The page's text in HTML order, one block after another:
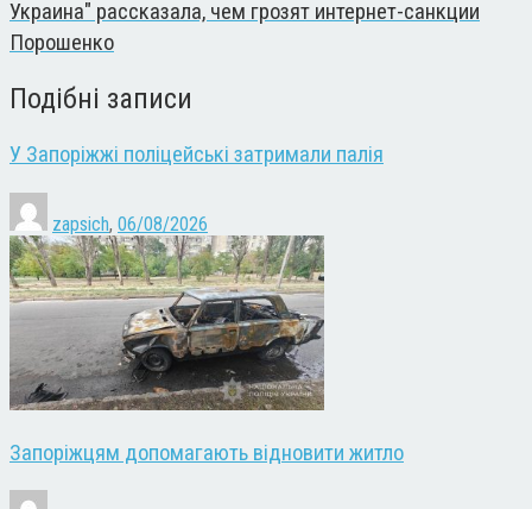
Украина" рассказала, чем грозят интернет-санкции
Порошенко
Подібні записи
У Запоріжжі поліцейські затримали палія
zapsich, 06/08/2026
Запоріжцям допомагають відновити житло